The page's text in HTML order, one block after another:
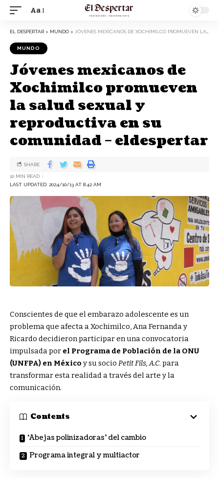
Aa
EL DESPERTAR > MUNDO > JÓVENES MEXICANOS DE XOCHIMILCO PROMUEVEN LA SALUD SEXUAL Y REPRODUCTIVA EN SU COMUNIDAD – ELDESPERTAR
MUNDO
Jóvenes mexicanos de
Xochimilco promueven
la salud sexual y
reproductiva en su
comunidad – eldespertar
LAST UPDATED: 2024/10/13 AT 8:42 AM
10 MIN READ
SHARE
Conscientes de que el embarazo adolescente es un
problema que afecta a Xochimilco, Ana Fernanda y
Ricardo decidieron participar en una convocatoria
impulsada por el Programa de Población de la ONU
(UNFPA) en México y su socio Petit Fils, A.C. para
transformar esta realidad a través del arte y la
comunicación.
Contents
‘Abejas polinizadoras’ del cambio
Programa integral y multiactor